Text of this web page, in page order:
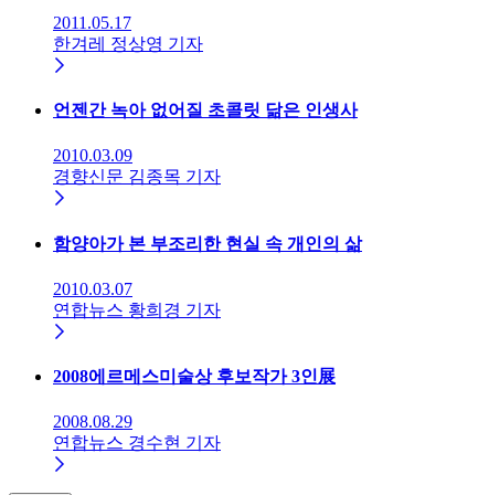
2011.05.17
한겨레 정상영 기자
언젠간 녹아 없어질 초콜릿 닮은 인생사
2010.03.09
경향신문 김종목 기자
함양아가 본 부조리한 현실 속 개인의 삶
2010.03.07
연합뉴스 황희경 기자
2008에르메스미술상 후보작가 3인展
2008.08.29
연합뉴스 경수현 기자